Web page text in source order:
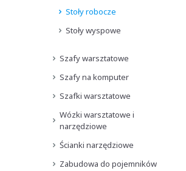
Stoły robocze
Stoły wyspowe
Szafy warsztatowe
Szafy na komputer
Szafki warsztatowe
Wózki warsztatowe i
narzędziowe
Ścianki narzędziowe
Zabudowa do pojemników